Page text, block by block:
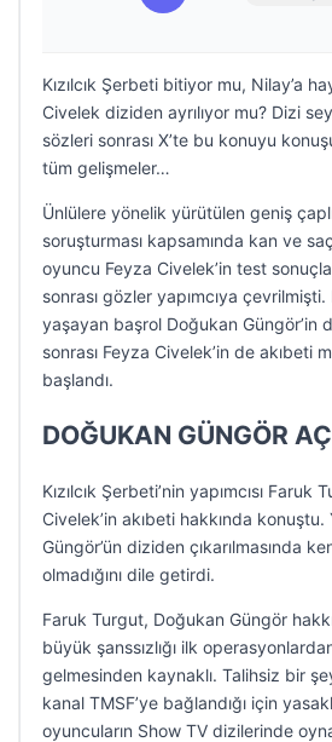
Kızılcık Şerbeti bitiyor mu, Nilay’a
Civelek diziden ayrılıyor mu? Dizi
sözleri sonrası X’te bu konuyu
tüm gelişmeler…
Ünlülere yönelik yürütülen geniş
soruşturması kapsamında kan ve
oyuncu Feyza Civelek’in test
sonrası gözler yapımcıya
yaşayan başrol Doğukan Güngör’in
sonrası Feyza Civelek’in de akıbeti
başlandı.
DOĞUKAN GÜNGÖR
Kızılcık Şerbeti’nin yapımcısı Faruk
Civelek’in akıbeti hakkında konuştu.
Güngör’ün diziden çıkarılmasında
olmadığını dile getirdi.
Faruk Turgut, Doğukan Güngör
büyük şanssızlığı ilk
gelmesinden kaynaklı. Talihsiz bir
kanal TMSF’ye bağlandığı için
oyuncuların Show TV dizilerinde